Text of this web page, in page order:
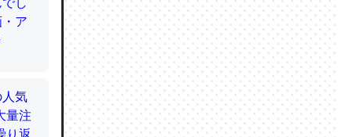
ので